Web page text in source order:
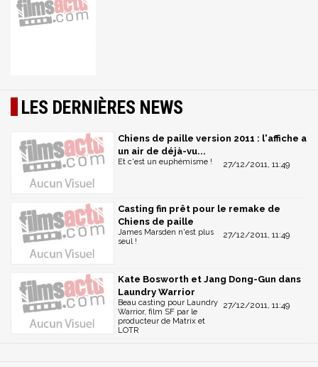
LES DERNIÈRES NEWS
Chiens de paille version 2011 : l'affiche a
un air de déjà-vu...
27/12/2011, 11:49
Et c'est un euphémisme !
Casting fin prêt pour le remake de
Chiens de paille
27/12/2011, 11:49
James Marsden n'est plus
seul !
Kate Bosworth et Jang Dong-Gun dans
Laundry Warrior
27/12/2011, 11:49
Beau casting pour Laundry
Warrior, film SF par le
producteur de Matrix et
LOTR